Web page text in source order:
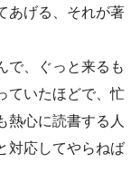
あげる、それが著
で、ぐっと来るも
ていたほどで、忙
熱心に読書する人
対応してやらねば